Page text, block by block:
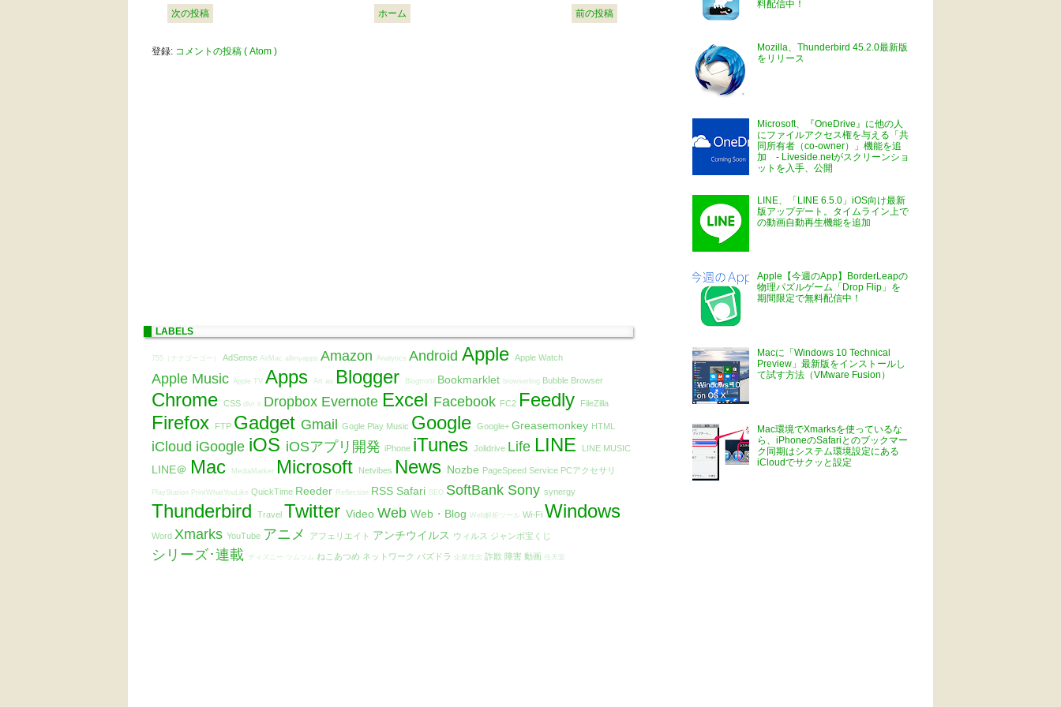
次の投稿 前の投稿
ホーム
登録: コメントの投稿 ( Atom )
LABELS
755（ナナゴーゴー） AdSense AirMac allmyapps Amazon Analytics Android Apple Apple Watch
Apple Music Apple TV Apps Art au Blogger Blogtrottr Bookmarklet browserling Bubble Browser
Chrome CSS dlvr.it Dropbox Evernote Excel Facebook FC2 Feedly FileZilla
Firefox FTP Gadget Gmail Gogle Play Music Google Google+ Greasemonkey HTML
iCloud iGoogle iOS iOSアプリ開発 iPhone iTunes Jolidrive Life LINE LINE MUSIC
LINE＠ Mac MediaMarker Microsoft Netvibes News Nozbe PageSpeed Service PCアクセサリ
PlayStation PrintWhatYouLike QuickTime Reeder Reflection RSS Safari SEO SoftBank Sony synergy
Thunderbird Travel Twitter Video Web Web・Blog Web解析ツール Wi-Fi Windows
Word Xmarks YouTube アニメ アフェリエイト アンチウイルス ウィルス ジャンボ宝くじ
シリーズ･連載 ディズニー ツムツム ねこあつめ ネットワーク パズドラ 企業理念 詐欺 障害 動画 任天堂
料配信中！
Mozilla、Thunderbird 45.2.0最新版
をリリース
Microsoft、『OneDrive』に他の人
にファイルアクセス権を与える「共
同所有者（co-owner）」機能を追
加 - Liveside.netがスクリーンショ
ットを入手、公開
LINE、「LINE 6.5.0」iOS向け最新
版アップデート。タイムライン上で
の動画自動再生機能を追加
Apple【今週のApp】BorderLeapの
物理パズルゲーム「Drop Flip」を
期間限定で無料配信中！
Macに「Windows 10 Technical
Preview」最新版をインストールし
て試す方法（VMware Fusion）
Mac環境でXmarksを使っているな
ら、iPhoneのSafariとのブックマー
ク同期はシステム環境設定にある
iCloudでサクッと設定